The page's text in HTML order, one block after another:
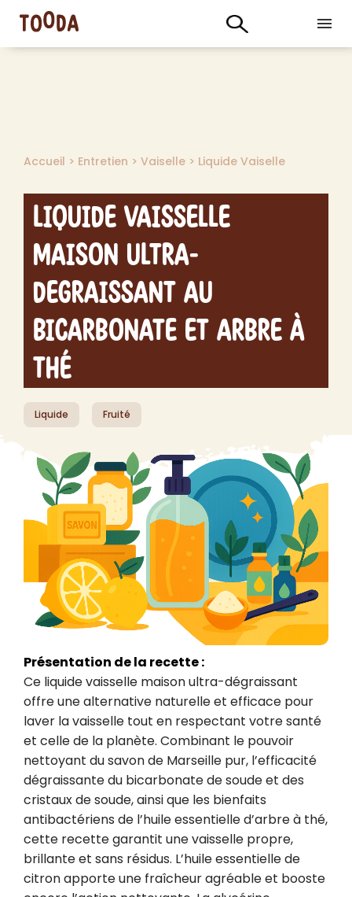
Accueil > Entretien > Vaiselle > Liquide Vaiselle
Liquide Vaisselle
Maison Ultra-
Degraissant au
Bicarbonate et Arbre à
Thé
Liquide Fruité
Présentation de la recette :
Ce liquide vaisselle maison ultra-dégraissant
offre une alternative naturelle et efficace pour
laver la vaisselle tout en respectant votre santé
et celle de la planète. Combinant le pouvoir
nettoyant du savon de Marseille pur, l’efficacité
dégraissante du bicarbonate de soude et des
cristaux de soude, ainsi que les bienfaits
antibactériens de l’huile essentielle d’arbre à thé,
cette recette garantit une vaisselle propre,
brillante et sans résidus. L’huile essentielle de
citron apporte une fraîcheur agréable et booste